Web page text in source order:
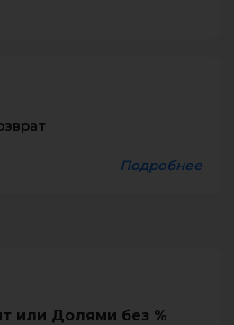
Подробнее
или Долями без %